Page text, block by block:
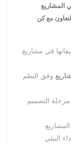
المشاريع
مع كن
في مشاريع
وفق النظم
التصميم
البيئي